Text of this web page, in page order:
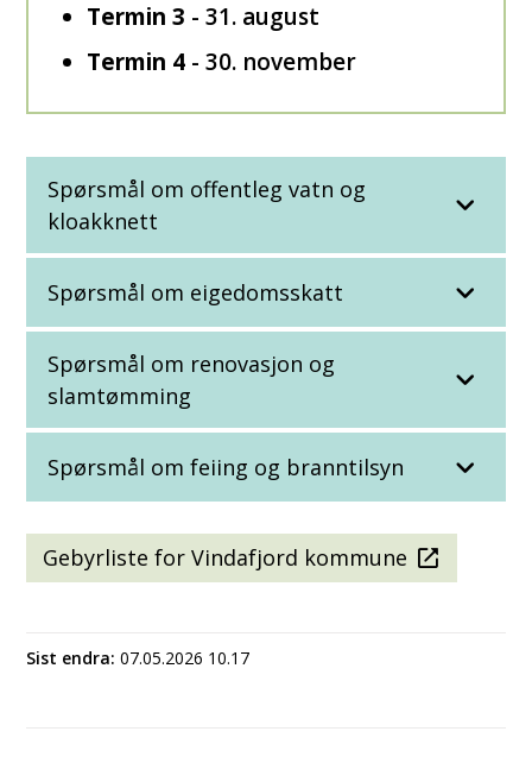
Termin 3 - 31. august
Termin 4- 30. november
Spørsmål om offentleg vatn og
kloakknett
Spørsmål om eigedomsskatt
Spørsmål om renovasjon og
slamtømming
Spørsmål om feiing og branntilsyn
Gebyrliste for Vindafjord kommune
Sist endra 07.05.2026 10.17